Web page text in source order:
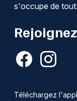
s'occupe de tout.
Téléchargez